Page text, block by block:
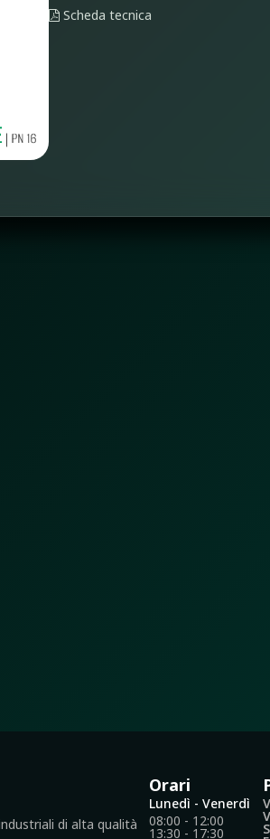
Scheda tecnica
di alta qualità
Orari
Lunedì - Venerdì
08:00 - 12:00
13:30 - 17:30